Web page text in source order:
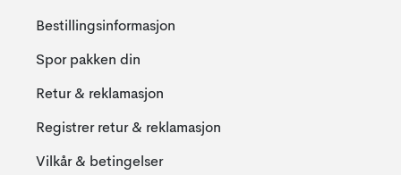
Bestillingsinformasjon
Spor pakken din
Retur & reklamasjon
Registrer retur & reklamasjon
Vilkår & betingelser